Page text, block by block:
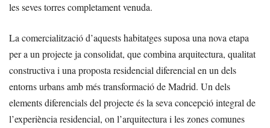
les seves torres completament venuda.
La comercialització d’aquests habitatges suposa una nova etapa
per a un projecte ja consolidat, que combina arquitectura, qualitat
constructiva i una proposta residencial diferencial en un dels
entorns urbans amb més transformació de Madrid. Un dels
elements diferencials del projecte és la seva concepció integral de
l’experiència residencial, on l’arquitectura i les zones comunes